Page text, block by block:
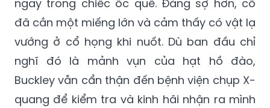
ngay trong chiếc ốc quế. Đáng sợ hơn, cô
đã cắn một miếng lớn và cảm thấy có vật lạ
vướng ở cổ họng khi nuốt. Dù ban đầu chỉ
nghĩ đó là mảnh vụn của hạt hồ đào,
Buckley vẫn cẩn thận đến bệnh viện chụp X-
quang để kiểm tra và kinh hãi nhận ra mình